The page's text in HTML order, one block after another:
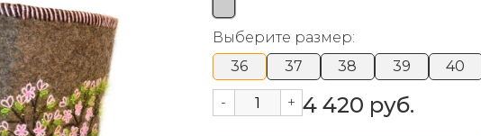
Выберите размер:
36
37 38 39 40
- + 4 420 руб.